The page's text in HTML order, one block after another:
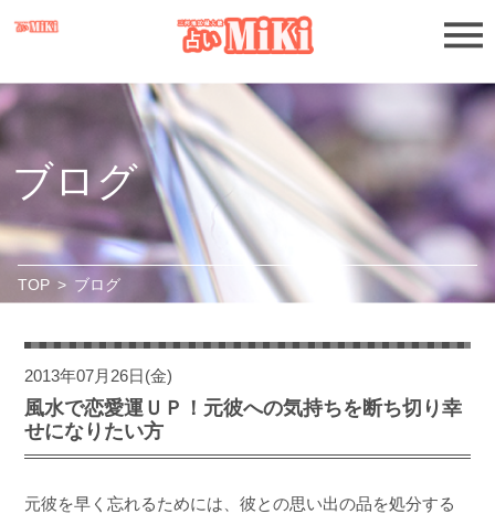
ブログ
TOP > ブログ
2013年07月26日(金)
風水で恋愛運ＵＰ！元彼への気持ちを断ち切り幸
せになりたい方
元彼を早く忘れるためには、彼との思い出の品を処分する